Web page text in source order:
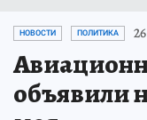
НОВОСТИ ПОЛИТИКА
объявили